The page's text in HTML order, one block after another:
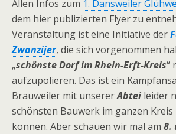
Allen Infos zum 1. Dansweiler
dem hier publizierten Flyer zu
Veranstaltung ist eine Initiative der
Zwanzijer, die sich vorgenommen
„schönste Dorf im Rhein-Erft-Kreis“
aufzupolieren. Das ist ein
Brauweiler mit unsererAbtei leider
schönsten Bauwerk im ganzen
können. Aber schauen wir mal am 8.